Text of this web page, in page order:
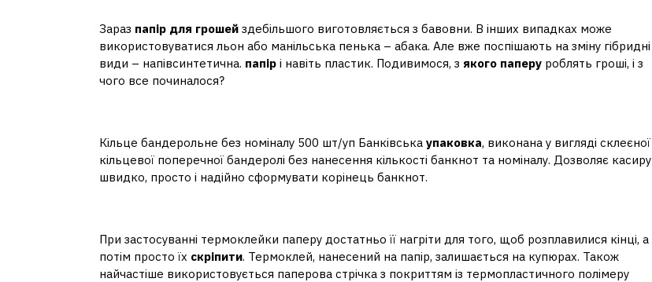
Зараз папір для грошей здебільшого виготовляється з бавовни. В інших випадках може
використовуватися льон або манільська пенька – абака. Але вже поспішають на зміну гібридні
види – напівсинтетична. папір і навіть пластик. Подивимося, з якого паперу роблять гроші, і з
чого все починалося?
Кільце бандерольне без номіналу 500 шт/уп Банківська упаковка, виконана у вигляді склеєної
кільцевої поперечної бандеролі без нанесення кількості банкнот та номіналу. Дозволяє касиру
швидко, просто і надійно сформувати корінець банкнот.
При застосуванні термоклейки паперу достатньо її нагріти для того, щоб розплавилися кінці, а
потім просто їх скріпити. Термоклей, нанесений на папір, залишається на купюрах. Також
найчастіше використовується паперова стрічка з покриттям із термопластичного полімеру